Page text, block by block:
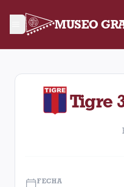
MUSEO
Fecha 8. Partido entre
Tigre
FECHA